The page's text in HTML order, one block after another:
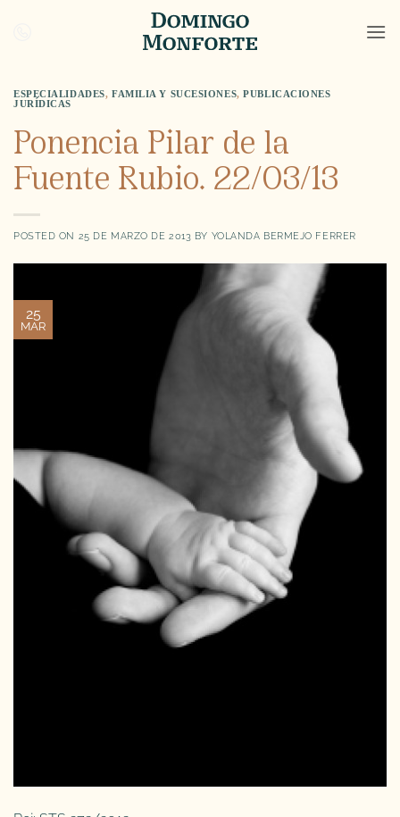
ESPECIALIDADES, FAMILIA Y SUCESIONES,PUBLICACIONES
JURÍDICAS
Ponencia Pilar de la
Fuente Rubio. 22/03/13
POSTED ON 25 DE MARZO DE 2013 BY YOLANDA BERMEJO FERRER
25
MAR